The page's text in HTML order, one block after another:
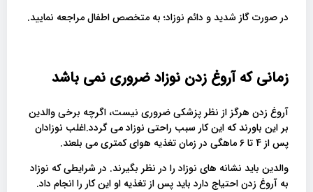
در صورت گاز شدید و دائم نوزاد؛ به متخصص اطفال مراجعه نمایید.
زمانی که آروغ زدن نوزاد ضروری نمی باشد
آروغ زدن هرگز از نظر پزشکی ضروری نیست، اگرچه برخی والدین
بر این باورند که این کار سبب راحتی نوزاد می گردد.اغلب نوزادان
پس از 4 تا 6 ماهگی در زمان تغذیه هوای کمتری می بلعند.
والدین باید نشانه های نوزاد را در نظر بگیرند. در شرایطی که نوزاد
به آروغ زدن احتیاج دارد باید پس از تغذیه او این کار را انجام داد.